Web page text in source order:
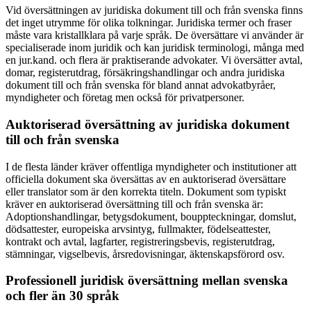
Vid översättningen av juridiska dokument till och från svenska finns
det inget utrymme för olika tolkningar. Juridiska termer och fraser
måste vara kristallklara på varje språk. De översättare vi använder är
specialiserade inom juridik och kan juridisk terminologi, många med
en jur.kand. och flera är praktiserande advokater. Vi översätter avtal,
domar, registerutdrag, försäkringshandlingar och andra juridiska
dokument till och från svenska för bland annat advokatbyråer,
myndigheter och företag men också för privatpersoner.
Auktoriserad översättning av juridiska dokument
till och från svenska
I de flesta länder kräver offentliga myndigheter och institutioner att
officiella dokument ska översättas av en auktoriserad översättare
eller translator som är den korrekta titeln. Dokument som typiskt
kräver en auktoriserad översättning till och från svenska är:
Adoptionshandlingar, betygsdokument, bouppteckningar, domslut,
dödsattester, europeiska arvsintyg, fullmakter, födelseattester,
kontrakt och avtal, lagfarter, registreringsbevis, registerutdrag,
stämningar, vigselbevis, årsredovisningar, äktenskapsförord osv.
Professionell juridisk översättning mellan svenska
och fler än 30 språk